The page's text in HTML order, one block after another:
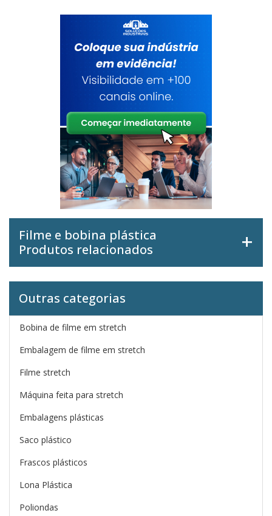
Filme e bobina plástica
Produtos relacionados
Outras categorias
Bobina de filme em stretch
Embalagem de filme em stretch
Filme stretch
Máquina feita para stretch
Embalagens plásticas
Saco plástico
Frascos plásticos
Lona Plástica
Poliondas